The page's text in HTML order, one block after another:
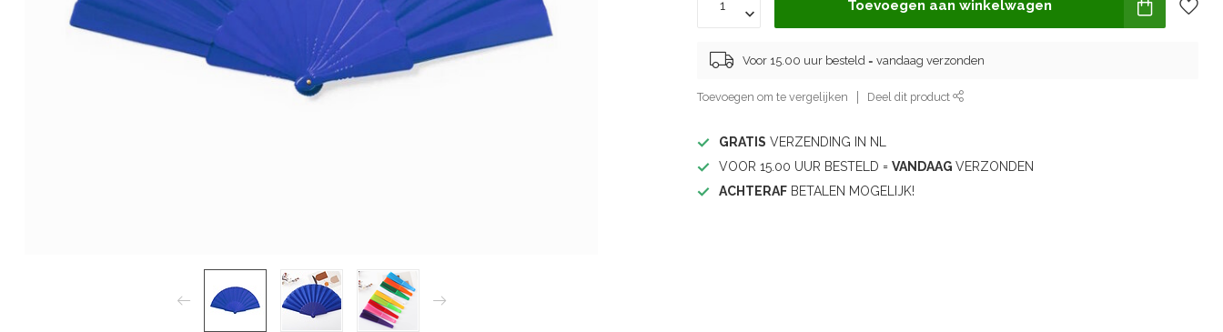
Toevoegen aan winkelwagen
Voor 15.00 uur besteld = vandaag verzonden
Toevoegen om te vergelijken Deel dit product
GRATIS VERZENDING IN NL
VOOR 15.00 UUR BESTELD =VANDAAGVERZONDEN
ACHTERAF BETALEN MOGELIJK!